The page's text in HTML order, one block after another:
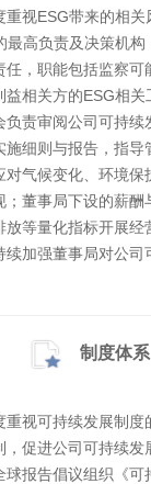
重视ESG带来的相
最高负责及决策机构
任，职能包括监察可
益相关方的ESG相关
负责审阅公司可持
施细则与报告，指导
对气候变化、环境保
；董事局下设的薪酬
放等量化指标开展经
续加强董事局对公司
制度体系
重视可持续发展制度
，促进公司可持续发
球报告倡议组织《可